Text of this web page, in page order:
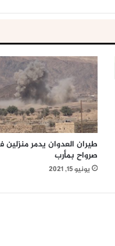
طيران العدوان يدمر
صرواح بمأرب
يونيو 15, 2021